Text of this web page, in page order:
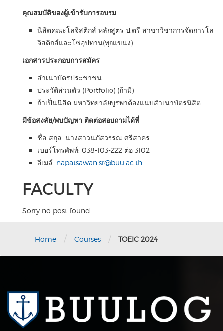
คุณสมบัติของผู้เข้ารับการอบรม
นิสิตคณะโลจิสติกส์ หลักสูตร ป.ตรี สาขาวิชาการจัดการโล
จิสติกส์และโซ่อุปทาน(ทุกแขนง)
เอกสารประกอบการสมัคร
สำเนาบัตรประชาชน
ประวัติส่วนตัว (Portfolio) (ถ้ามี)
ถ้าเป็นนิสิต มหาวิทยาลัยบูรพาต้องแนบสำเนาบัตรนิสิต
มีข้อสงสัย/พบปัญหา ติดต่อสอบถามได้ที่
ชื่อ-สกุล: นางสาวนภัสวรรณ ศรีสาคร
เบอร์โทรศัพท์: 038-103-222 ต่อ 3102
อีเมล์: napatsawan.sr@buu.ac.th
FACULTY
Sorry no post found.
Home / Courses / TOEIC 2024